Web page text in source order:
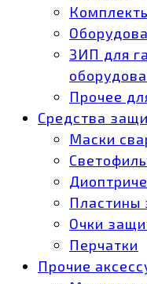
ЗИП для
Прочее
Средства
Маски
Пластины
Очки
Перчатки
Прочие